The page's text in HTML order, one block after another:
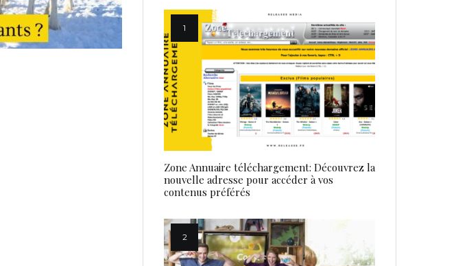
Zone Annuaire téléchargement: Découvrez la
nouvelle adresse pour accéder à vos
contenus préférés